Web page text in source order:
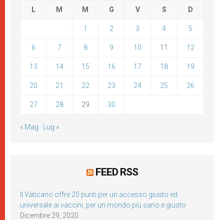
L M M G V S D
1 2 3 4 5
6 7 8 9 10 11 12
13 14 15 16 17 18 19
20 21 22 23 24 25 26
27 28 29 30
« Mag Lug »
FEED RSS
Il Vaticano offre 20 punti per un accesso giusto ed
universale ai vaccini, per un mondo più sano e giusto
Dicembre 29, 2020